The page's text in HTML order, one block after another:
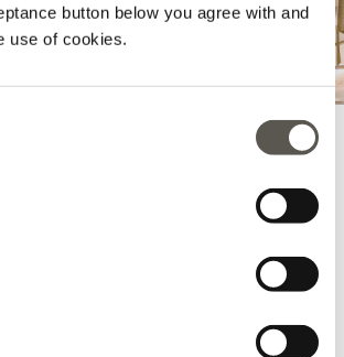
button below you agree with and
use of cookies.
Aguiar 31, El Corte Ingle - Lisboa, Lisboa,